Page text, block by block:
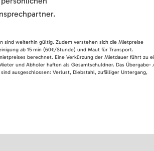
sind weiterhin gültig. Zudem verstehen sich die Mietpreise
ab 15 min (60€/Stunde) und Maut für Transport.
berechnet. Eine Verkürzung der Mietdauer führt zu
und Abholer haften als Gesamtschuldner. Das Übergabe-
ausgeschlossen: Verlust, Diebstahl, zufälliger Untergang,